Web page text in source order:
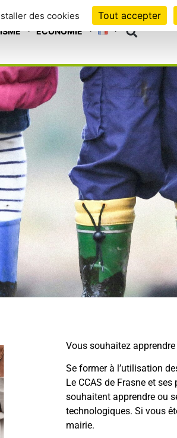
ECONOMIE
Vous souhaitez
Se former à l’utilisation
Le CCAS de Frasne et
souhaitent apprendre ou
technologiques. Si vous
mairie.
des cookies Tout accepter